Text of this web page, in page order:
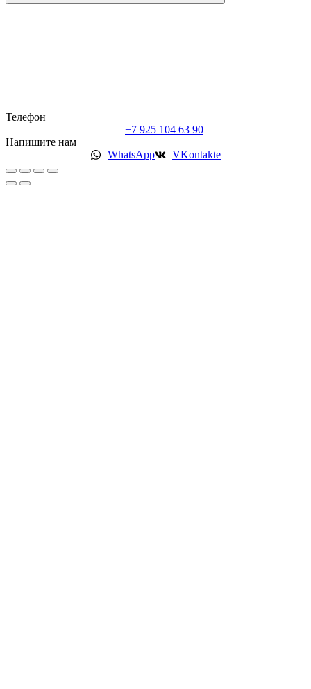
Телефон
+7 925 104 63 90
Напишите нам
WhatsApp
VKontakte